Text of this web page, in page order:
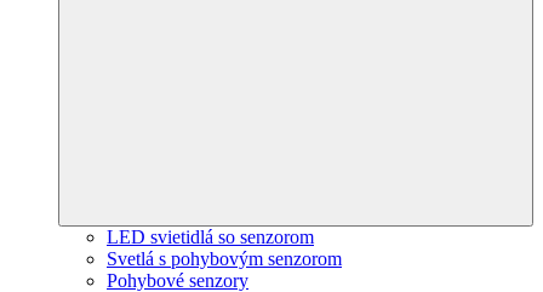
LED svietidlá so senzorom
Svetlá s pohybovým senzorom
Pohybové senzory